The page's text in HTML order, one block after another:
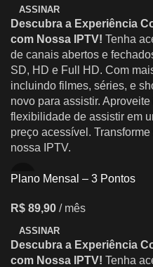
ASSINAR
Descubra a Experiência
com Nossa IPTV! Tenha
de canais abertos e
SD, HD e Full HD. Com
incluindo filmes, séries, e
novo para assistir.
flexibilidade de assistir em
preço acessível.
nossa IPTV.
Plano Mensal – 3 Pontos
R$ 89,90 / mês
ASSINAR
Descubra a Experiência
com Nossa IPTV! Tenha